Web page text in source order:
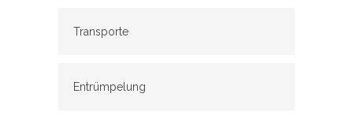
Transporte
Entrümpelung